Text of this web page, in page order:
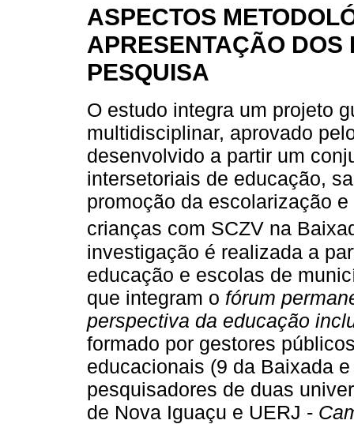
ASPECTOS
APRESENTAÇÃO DOS
PESQUISA
O estudo integra um projeto
multidisciplinar, aprovado
desenvolvido a partir um
intersetoriais de educação,
promoção da escolarização
crianças com SCZV na
investigação é realizada a
educação e escolas de
que integram o fórum
perspectiva da educação
formado por gestores
educacionais (9 da Baixada
pesquisadores de duas
de Nova Iguaçu e UERJ -